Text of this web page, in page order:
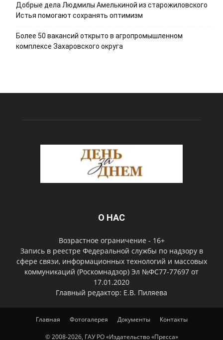
Добрые дела Людмилы Амелькиной из старожиловского
Истья помогают сохранять оптимизм
Более 50 вакансий открыто в агропромышленном
комплексе Захаровского округа
О НАС
Возрастное ограничение - 16+
Запись в реестре Федеральной службы по надзору в
сфере связи, информационных технологий и массовых
коммуникаций (Роскомнадзор) Эл №ФС77-77697 от
17.01.2020
Главный редактор: Е.В. Пиляева
Главная Фотогалерея Документы Контакты
© 2008-2026, ГАУ РО «Издательство «Пресса»